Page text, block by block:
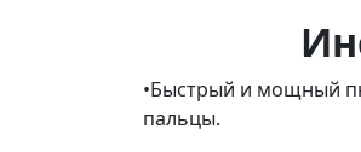
•Быстрый и мощный
пальцы.